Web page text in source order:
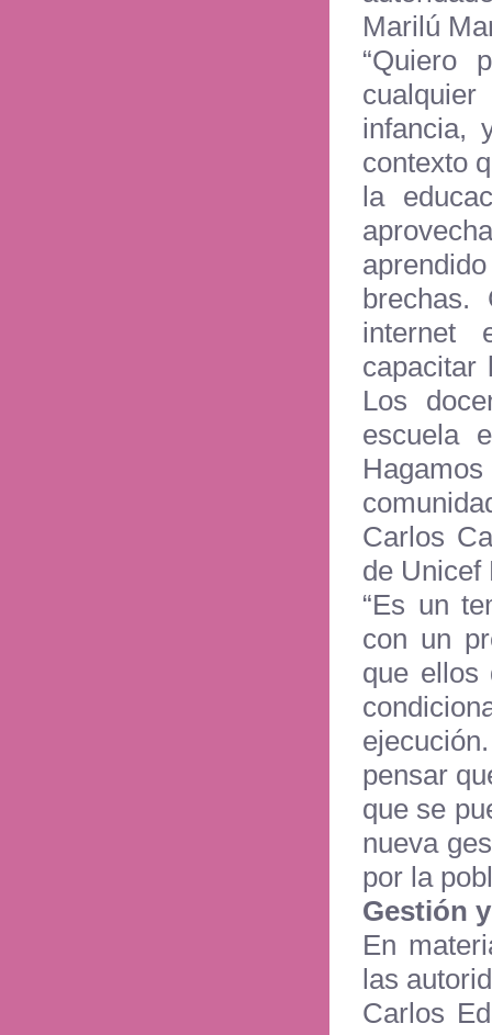
Marilú
“Quiero
infancia,
contexto
la
brechas.
internet
capacitar
Los
escuela
Carlos
de Unicef
“Es un
con un
que ellos
pensar
que se
nueva
por la
Gestión
En
las
Carlos